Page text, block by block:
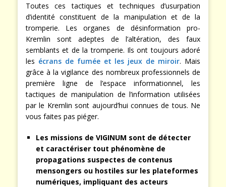
Toutes ces tactiques et techniques d’usurpation
d’identité constituent de la manipulation et de la
tromperie. Les organes de désinformation pro-
Kremlin sont adeptes de l’altération, des faux
semblants et de la tromperie. Ils ont toujours adoré
les écrans de fumée et les jeux de miroir. Mais
grâce à la vigilance des nombreux professionnels de
première ligne de l’espace informationnel, les
tactiques de manipulation de l’information utilisées
par le Kremlin sont aujourd’hui connues de tous. Ne
vous faites pas piéger.
Les missions de VIGINUM sont de détecter
et caractériser tout phénomène de
propagations suspectes de contenus
mensongers ou hostiles sur les plateformes
numériques, impliquant des acteurs